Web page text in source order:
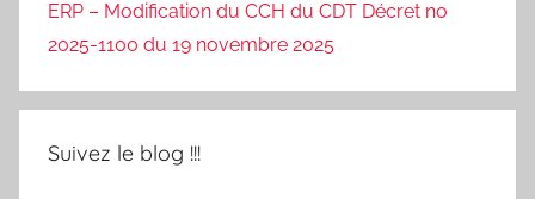
ERP – Modification du CCH du CDT Décret no
2025-1100 du 19 novembre 2025
Suivez le blog !!!